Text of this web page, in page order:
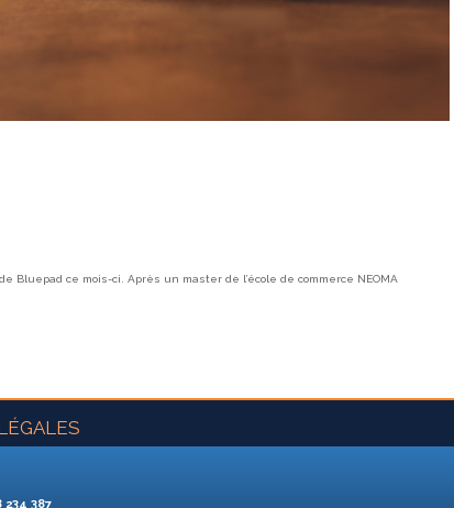
ce mois-ci. Après un master de l’école de commerce NEOMA
234 387